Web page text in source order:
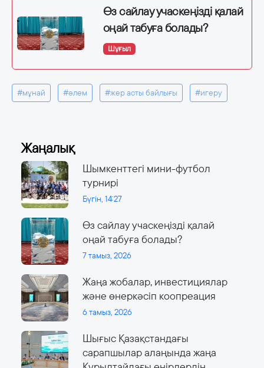
Өз сайлау учаскеңізді қалай
оңай табуға болады?
Шұғыл
#мұнай #әлем #жер асты байлығы #игеру
Жаңалық
Шымкенттегі мини-футбол
турнирі
Бүгін, 14:27
Өз сайлау учаскеңізді қалай
оңай табуға болады?
7 тамыз, 2026
Жаңа жобалар, инвестициялар
және өнеркәсіп коопреация
6 тамыз, 2026
Шығыс Қазақстандағы
сарапшылар алаңында жаңа